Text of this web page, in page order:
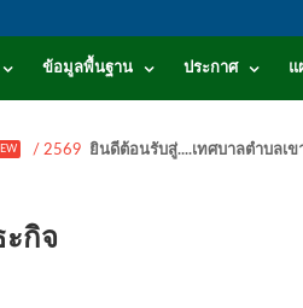
ข้อมูลพื้นฐาน ประกาศ แ
/ 2569 ยินดีต้อนรับสู่....เทศบาลตำบลเ
กิจ